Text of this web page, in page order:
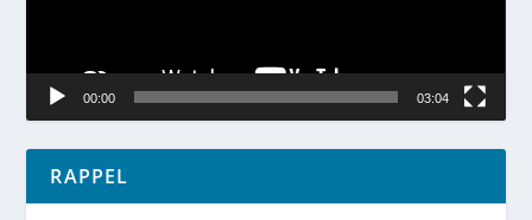
00:00 03:04
RAPPEL